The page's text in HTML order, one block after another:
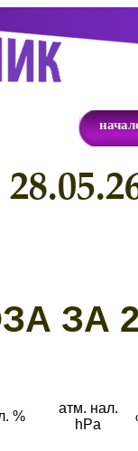
ЗА
%
атм. нал.
hPa